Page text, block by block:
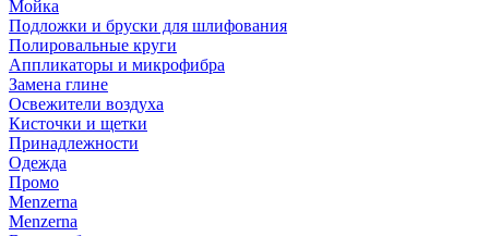
Мойка
Подложки и бруски для шлифования
Полировальные круги
Аппликаторы и микрофибра
Замена глине
Освежители воздуха
Кисточки и щетки
Принадлежности
Одежда
Промо
Menzerna
Menzerna